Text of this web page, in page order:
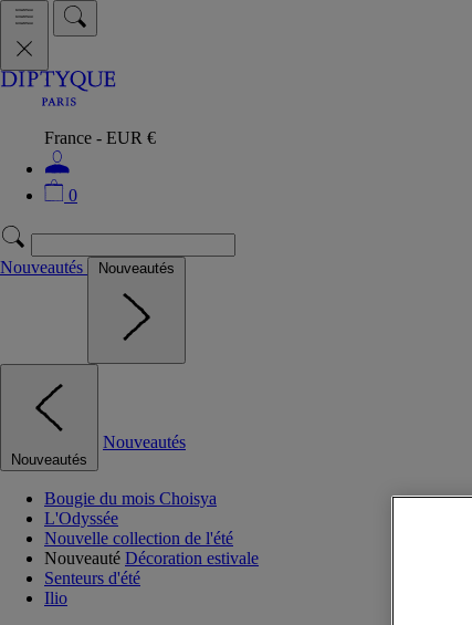
France - EUR €
0
Nouveautés Nouveautés
Nouveautés
Nouveautés
Bougie du mois Choisya
L'Odyssée
Nouvelle collection de l'été
Nouveauté Décoration estivale
Senteurs d'été
Ilio